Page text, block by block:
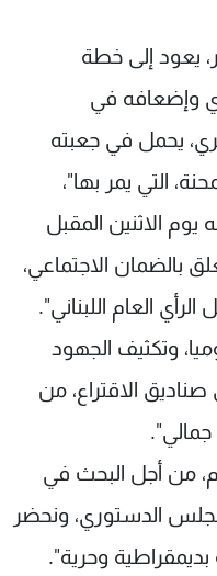
يعود إلى خطة
وإضعافه في
يحمل في جعبته
التي يمر بها"،
الاثنين المقبل
بالضمان الاجتماعي،
العام اللبناني".
وتكثيف الجهود
الاقتراع، من
جمالي".
من أجل البحث في
الدستوري، ونحضر
بديمقراطية وحرية".